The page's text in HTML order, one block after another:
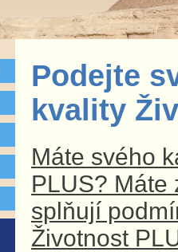
Podejte
kvality
Máte svého
PLUS? Máte
splňují
Životnost